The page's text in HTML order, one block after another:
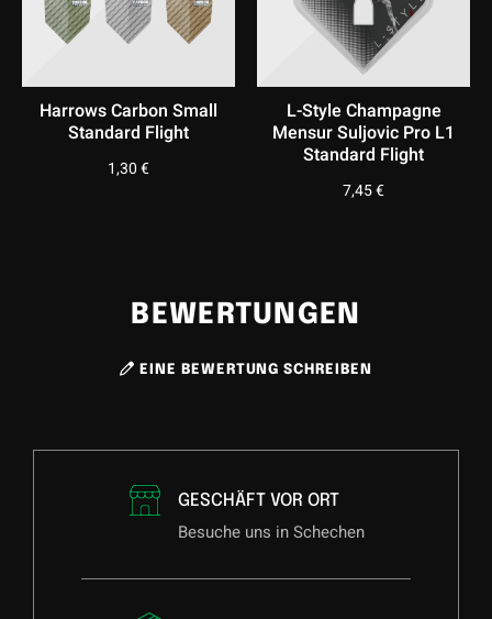
Harrows Carbon Small
Standard Flight
1,30€
L-Style Champagne
Mensur Suljovic Pro L1
Standard Flight
7,45€
BEWERTUNGEN
EINE BEWERTUNG SCHREIBEN
GESCHÄFT VOR ORT
Besuche uns in Schechen